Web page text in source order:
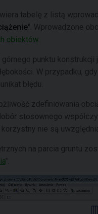
tabelę z listą
". Wprowadzone
obiektów
punktu konstrukcji
W przypadku,
błędu.
zdefiniowania
stosownego
nie są
na parcia gruntu
".